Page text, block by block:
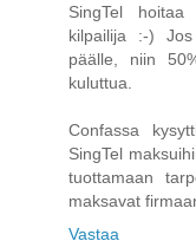
SingTel
kilpailija :-)
päälle, niin
kuluttua.
Confassa
SingTel
tuottamaan
maksavat
Vastaa